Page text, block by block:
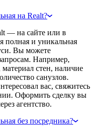
на Realt?
— на сайте или в
полная и уникальная
Вы можете
Например,
стен, наличие
санузлов.
вас, свяжитесь
Оформить сделку вы
агентство.
без посредника?